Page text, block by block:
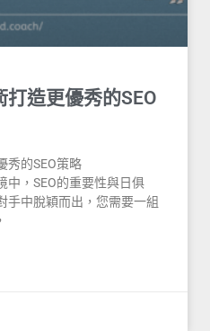
造更優秀的SEO
秀的SEO策略
中，SEO的重要性與日俱
手中脫穎而出，您需要一組